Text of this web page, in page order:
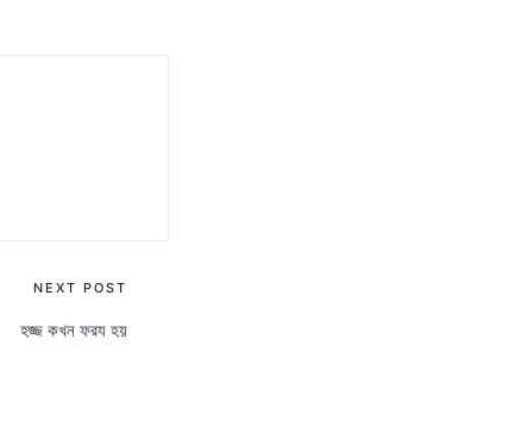
NEXT POST
হজ্জ কখন ফরয হয়